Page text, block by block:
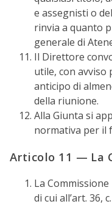
e assegnisti o
rinvia a quanto
generale di
Il Direttore
utile, con avviso
anticipo di
della riunione.
Alla Giunta si
normativa per il
Articolo 11 — La
La
di cui all’art. 36,